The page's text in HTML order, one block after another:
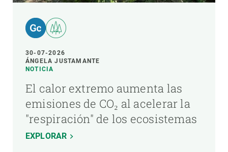
30-07-2026
ÁNGELA JUSTAMANTE
NOTICIA
El calor extremo aumenta las
emisiones de CO₂ al acelerar la
"respiración" de los ecosistemas
EXPLORAR